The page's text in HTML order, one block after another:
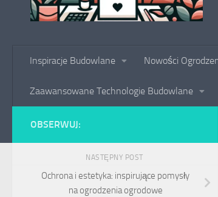
Inspiracje Budowlane Nowości
Zaawansowane Technologie Budowlane
OBSERWUJ:
NASTĘPNY POST
Ochrona i estetyka: inspirujące pomysły
na ogrodzenia ogrodowe